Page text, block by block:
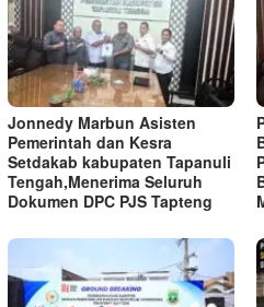
Jonnedy Marbun Asisten
Pemerintah dan Kesra
Setdakab kabupaten Tapanuli
Tengah,Menerima Seluruh
Dokumen DPC PJS Tapteng